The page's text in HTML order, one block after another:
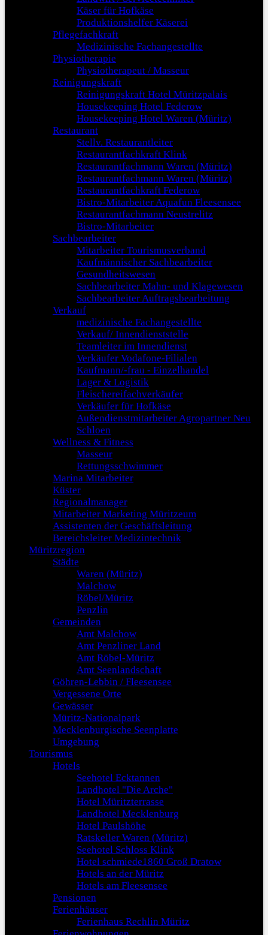
Käser für Hofkäse
Produktionshelfer Käserei
Pflegefachkraft
Medizinische Fachangestellte
Physiotherapie
Physiotherapeut / Masseur
Reinigungskraft
Reinigungskraft Hotel Müritzpalais
Housekeeping Hotel Federow
Housekeeping Hotel Waren (Müritz)
Restaurant
Stellv. Restaurantleiter
Restaurantfachkraft Klink
Restaurantfachmann Waren (Müritz)
Restaurantfachmann Waren (Müritz)
Restaurantfachkraft Federow
Bistro-Mitarbeiter Aquafun Fleesensee
Restaurantfachmann Neustrelitz
Bistro-Mitarbeiter
Sachbearbeiter
Mitarbeiter Tourismusverband
Kaufmännischer Sachbearbeiter
Gesundheitswesen
Sachbearbeiter Mahn- und Klagewesen
Sachbearbeiter Auftragsbearbeitung
Verkauf
medizinische Fachangestellte
Verkauf/ Innendienststelle
Teamleiter im Innendienst
Verkäufer Vodafone-Filialen
Kaufmann/-frau - Einzelhandel
Lager & Logistik
Fleischereifachverkäufer
Verkäufer für Hofkäse
Außendienstmitarbeiter Agropartner Neu
Schloen
Wellness & Fitness
Masseur
Rettungsschwimmer
Marina Mitarbeiter
Küster
Regionalmanager
Mitarbeiter Marketing Müritzeum
Assistenten der Geschäftsleitung
Bereichsleiter Medizintechnik
Müritzregion
Städte
Waren (Müritz)
Malchow
Röbel/Müritz
Penzlin
Gemeinden
Amt Malchow
Amt Penzliner Land
Amt Röbel-Müritz
Amt Seenlandschaft
Göhren-Lebbin / Fleesensee
Vergessene Orte
Gewässer
Müritz-Nationalpark
Mecklenburgische Seenplatte
Umgebung
Tourismus
Hotels
Seehotel Ecktannen
Landhotel "Die Arche"
Hotel Müritzterrasse
Landhotel Mecklenburg
Hotel Paulshöhe
Ratskeller Waren (Müritz)
Seehotel Schloss Klink
Hotel schmiede1860 Groß Dratow
Hotels an der Müritz
Hotels am Fleesensee
Pensionen
Ferienhäuser
Ferienhaus Rechlin Müritz